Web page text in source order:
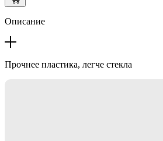
Описание
Прочнее пластика, легче стекла